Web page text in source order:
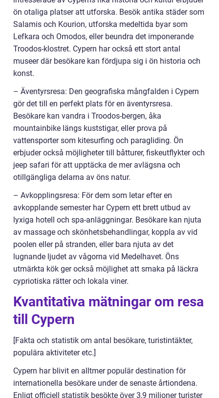
ön otaliga platser att utforska. Besök antika städer som
Salamis och Kourion, utforska medeltida byar som
Lefkara och Omodos, eller beundra det imponerande
Troodos-klostret. Cypern har också ett stort antal
museer där besökare kan fördjupa sig i ön historia och
konst.
– Äventyrsresa: Den geografiska mångfalden i Cypern
gör det till en perfekt plats för en äventyrsresa.
Besökare kan vandra i Troodos-bergen, åka
mountainbike längs kuststigar, eller prova på
vattensporter som kitesurfing och paragliding. Ön
erbjuder också möjligheter till båtturer, fiskeutflykter och
jeep safari för att upptäcka de mer avlägsna och
otillgängliga delarna av öns natur.
– Avkopplingsresa: För dem som letar efter en
avkopplande semester har Cypern ett brett utbud av
lyxiga hotell och spa-anläggningar. Besökare kan njuta
av massage och skönhetsbehandlingar, koppla av vid
poolen eller på stranden, eller bara njuta av det
lugnande ljudet av vågorna vid Medelhavet. Öns
utmärkta kök ger också möjlighet att smaka på läckra
cypriotiska rätter och lokala viner.
Kvantitativa mätningar om resa
till Cypern
[Fakta och statistik om antal besökare, turistintäkter,
populära aktiviteter etc.]
Cypern har blivit en alltmer populär destination för
internationella besökare under de senaste årtiondena.
Enligt officiell statistik besökte över 3,9 miljoner turister